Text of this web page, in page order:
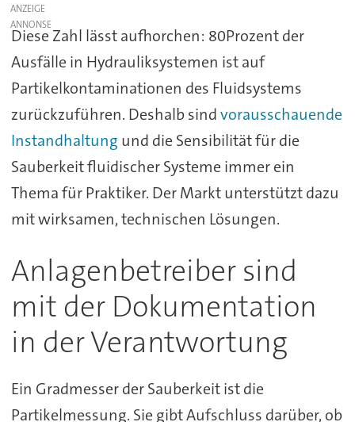
ANZEIGE
Diese Zahl lässt aufhorchen: 80Prozent der
Ausfälle in Hydrauliksystemen ist auf
Partikelkontaminationen des Fluidsystems
zurückzuführen. Deshalb sindvorausschauende
Instandhaltung und die Sensibilität für die
Sauberkeit fluidischer Systeme immer ein
Thema für Praktiker. Der Markt unterstützt dazu
mit wirksamen, technischen Lösungen.
Anlagenbetreiber sind
mit der Dokumentation
in der Verantwortung
Ein Gradmesser der Sauberkeit ist die
Partikelmessung. Sie gibt Aufschluss darüber, ob